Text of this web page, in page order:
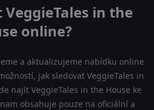
VeggieTales in the
online?
a aktualizujeme nabídku online
jak sledovat VeggieTales in
najít VeggieTales in the House ke
obsahuje pouze na oficiální a